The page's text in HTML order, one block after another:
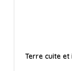
Terre cuite et